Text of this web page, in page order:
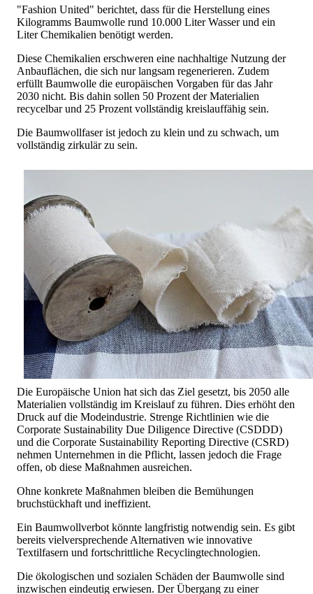
"Fashion United" berichtet, dass für die Herstellung eines
Kilogramms Baumwolle rund 10.000 Liter Wasser und ein
Liter Chemikalien benötigt werden.
Diese Chemikalien erschweren eine nachhaltige Nutzung der
Anbauflächen, die sich nur langsam regenerieren. Zudem
erfüllt Baumwolle die europäischen Vorgaben für das Jahr
2030 nicht. Bis dahin sollen 50 Prozent der Materialien
recycelbar und 25 Prozent vollständig kreislauffähig sein.
Die Baumwollfaser ist jedoch zu klein und zu schwach, um
vollständig zirkulär zu sein.
Die Europäische Union hat sich das Ziel gesetzt, bis 2050 alle
Materialien vollständig im Kreislauf zu führen. Dies erhöht den
Druck auf die Modeindustrie. Strenge Richtlinien wie die
Corporate Sustainability Due Diligence Directive (CSDDD)
und die Corporate Sustainability Reporting Directive (CSRD)
nehmen Unternehmen in die Pflicht, lassen jedoch die Frage
offen, ob diese Maßnahmen ausreichen.
Ohne konkrete Maßnahmen bleiben die Bemühungen
bruchstückhaft und ineffizient.
Ein Baumwollverbot könnte langfristig notwendig sein. Es gibt
bereits vielversprechende Alternativen wie innovative
Textilfasern und fortschrittliche Recyclingtechnologien.
Die ökologischen und sozialen Schäden der Baumwolle sind
inzwischen eindeutig erwiesen. Der Übergang zu einer